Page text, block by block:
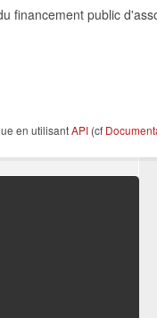
financement public
en utilisantAPI (cf